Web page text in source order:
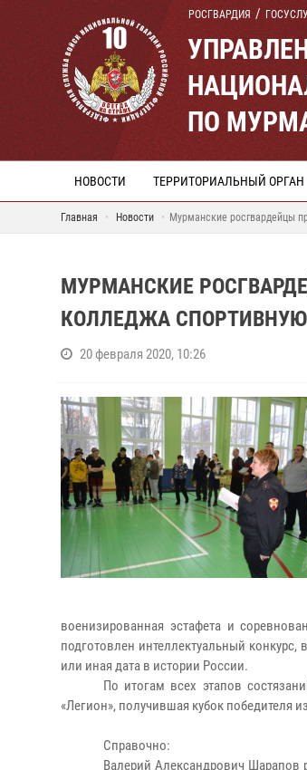
РОСГВАРДИЯ
ПО
НОВОСТИ ТЕРРИТОРИАЛЬНЫЙ ОРГАН
Главная Новости Мурманские росгвардейцы
МУРМАНСКИЕ
КОЛЛЕДЖА
20 февраля 2020, 10:26
военизированная эстафета и
подготовлен интеллектуальный
или иная дата в истории России.
По итогам всех этапов
«Легион», получившая кубок победителя
Справочно:
Валерий Александрович Шарапов